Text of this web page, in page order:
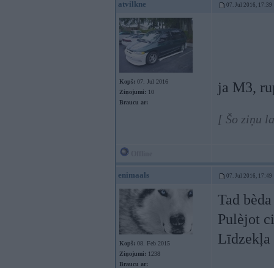
atvilkne 07. Jul 2016, 17:39
Kopš: 07. Jul 2016
Ziņojumi: 10
Braucu ar:
ja M3,
[ Šo ziņu
enimaals 07. Jul 2016, 17:49
Kopš: 08. Feb 2015
Ziņojumi: 1238
Braucu ar:
Tad
Pulèjot
Līdzekļa